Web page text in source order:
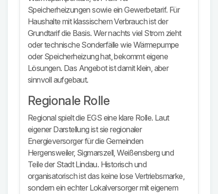
Speicherheizungen sowie ein Gewerbetarif. Für
Haushalte mit klassischem Verbrauch ist der
Grundtarif die Basis. Wer nachts viel Strom zieht
oder technische Sonderfälle wie Wärmepumpe
oder Speicherheizung hat, bekommt eigene
Lösungen. Das Angebot ist damit klein, aber
sinnvoll aufgebaut.
Regionale Rolle
Regional spielt die EGS eine klare Rolle. Laut
eigener Darstellung ist sie regionaler
Energieversorger für die Gemeinden
Hergensweiler, Sigmarszell, Weißensberg und
Teile der Stadt Lindau. Historisch und
organisatorisch ist das keine lose Vertriebsmarke,
sondern ein echter Lokalversorger mit eigenem